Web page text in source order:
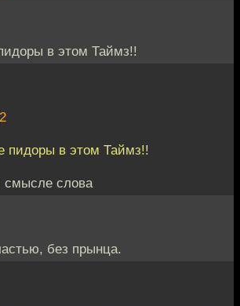
в этом Таймз!!
пидоры в этом Таймз!!
слова
без прынца.